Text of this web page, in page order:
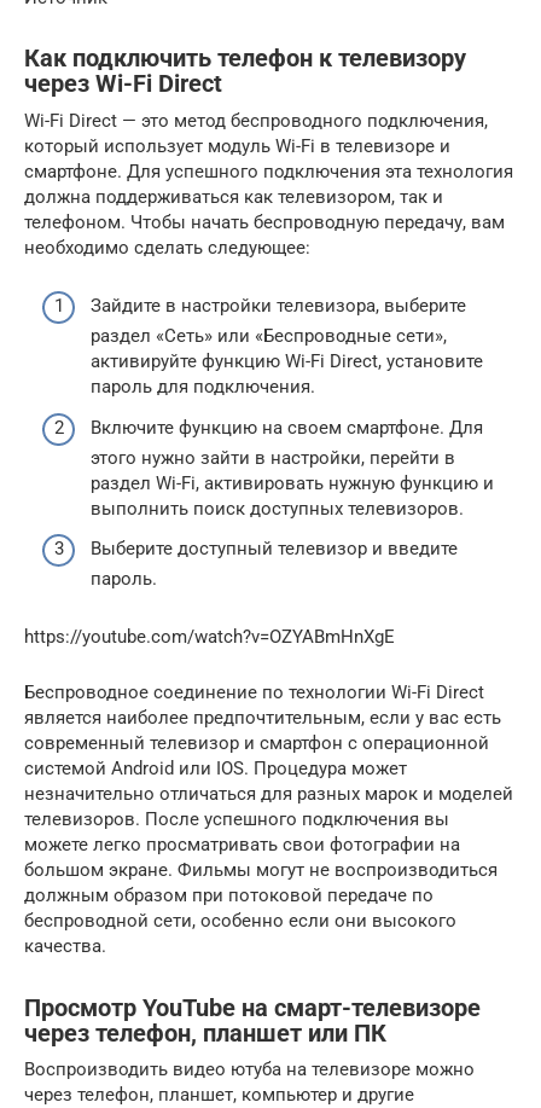
Как подключить телефон к телевизору
через Wi-Fi Direct
Wi-Fi Direct — это метод беспроводного подключения,
который использует модуль Wi-Fi в телевизоре и
смартфоне. Для успешного подключения эта технология
должна поддерживаться как телевизором, так и
телефоном. Чтобы начать беспроводную передачу, вам
необходимо сделать следующее:
Зайдите в настройки телевизора, выберите
раздел «Сеть» или «Беспроводные сети»,
активируйте функцию Wi-Fi Direct, установите
пароль для подключения.
Включите функцию на своем смартфоне. Для
этого нужно зайти в настройки, перейти в
раздел Wi-Fi, активировать нужную функцию и
выполнить поиск доступных телевизоров.
Выберите доступный телевизор и введите
пароль.
https://youtube.com/watch?v=OZYABmHnXgE
Беспроводное соединение по технологии Wi-Fi Direct
является наиболее предпочтительным, если у вас есть
современный телевизор и смартфон с операционной
системой Android или IOS. Процедура может
незначительно отличаться для разных марок и моделей
телевизоров. После успешного подключения вы
можете легко просматривать свои фотографии на
большом экране. Фильмы могут не воспроизводиться
должным образом при потоковой передаче по
беспроводной сети, особенно если они высокого
качества.
Просмотр YouTube на смарт-телевизоре
через телефон, планшет или ПК
Воспроизводить видео ютуба на телевизоре можно
через телефон, планшет, компьютер и другие